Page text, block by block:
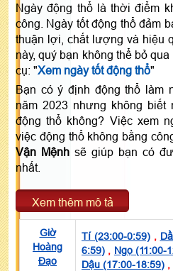
Ngày động thổ là thời điểm
công. Ngày tốt động thổ đảm
thuận lợi, chất lượng và hiệu
này, quý bạn không thể bỏ
cụ: "Xem ngày tốt động thổ"
Bạn có ý định động thổ làm
năm 2023 nhưng không biết
động thổ không? Việc xem
việc động thổ không bằng
Vận Mệnh sẽ giúp bạn có
nhất.
Xem thêm mô tả
Giờ
Hoàng
Đạo
Tí (23:00-0:59),
6:59) , Ngọ (11:00-
Dậu (17:00-18:59) ,